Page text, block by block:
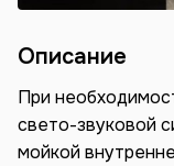
Описание
При
свето-звуковой
мойкой